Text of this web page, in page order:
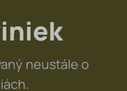
neustále o